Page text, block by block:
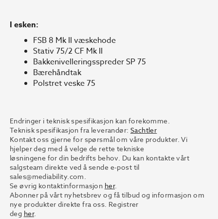
I esken:
FSB 8 Mk II væskehode
Stativ 75/2 CF Mk II
Bakkenivelleringsspreder SP 75
Bærehåndtak
Polstret veske 75
Endringer i teknisk spesifikasjon kan forekomme.
Teknisk spesifikasjon fra leverandør: Sachtler
Kontakt oss gjerne for spørsmål om våre produkter. Vi
hjelper deg med å velge de rette tekniske
løsningene for din bedrifts behov. Du kan kontakte vårt
salgsteam direkte ved å sende e-post til
sales@mediability.com.
Se øvrig kontaktinformasjon her.
Abonner på vårt nyhetsbrev og få tilbud og informasjon om
nye produkter direkte fra oss. Registrer
deg her.